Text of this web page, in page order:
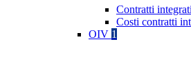
Contratti
Costi contratti
OIV 1